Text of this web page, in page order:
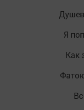
Я
Как